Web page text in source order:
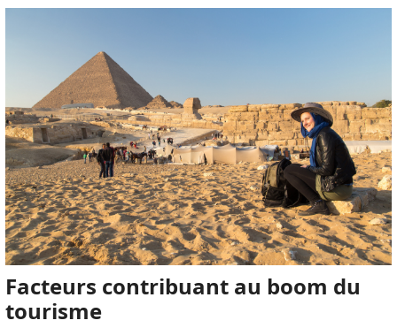
Facteurs contribuant au boom du
tourisme